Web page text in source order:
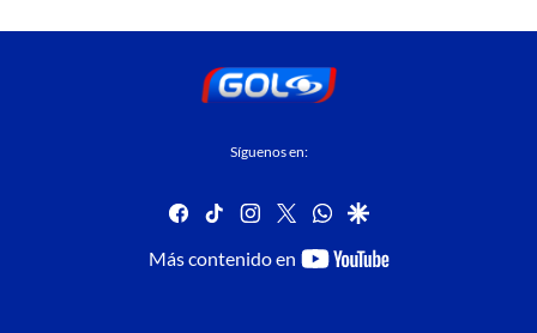
Síguenos en:
facebook
tiktok instagram
twitterwhatsapp
google
Más contenido en
youtube-